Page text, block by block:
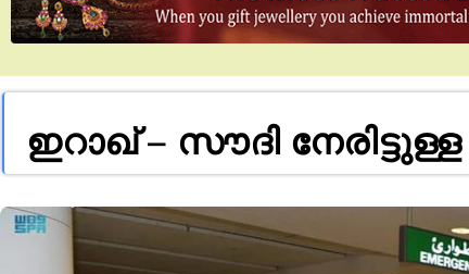
ഇറാഖ് – സൗദി നേരിട്ടുള്ള